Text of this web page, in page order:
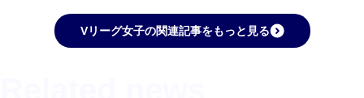
Vリーグ女子の関連記事をもっと見る